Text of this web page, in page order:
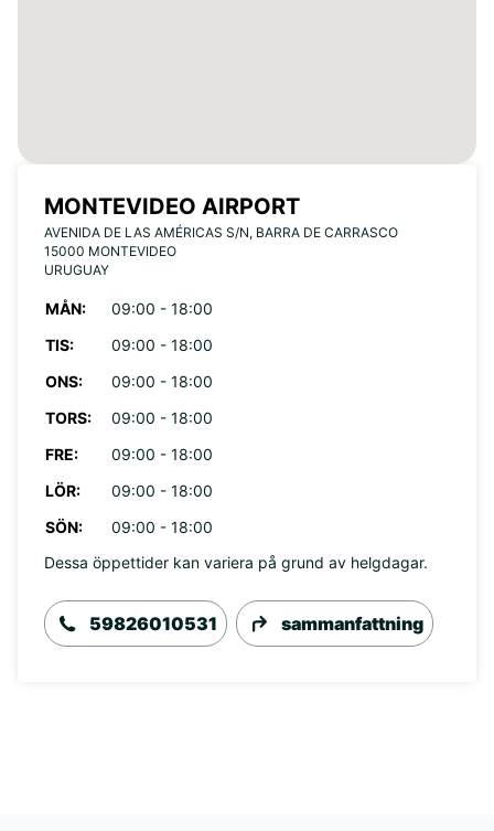
MONTEVIDEO AIRPORT
AVENIDA DE LAS AMÉRICAS S/N, BARRA DE CARRASCO
15000 MONTEVIDEO
URUGUAY
MÅN:
09:00 - 18:00
TIS:
09:00 - 18:00
ONS:
09:00 - 18:00
TORS:
09:00 - 18:00
FRE:
09:00 - 18:00
LÖR:
09:00 - 18:00
SÖN:
09:00 - 18:00
Dessa öppettider kan variera på grund av helgdagar.
59826010531 sammanfattning